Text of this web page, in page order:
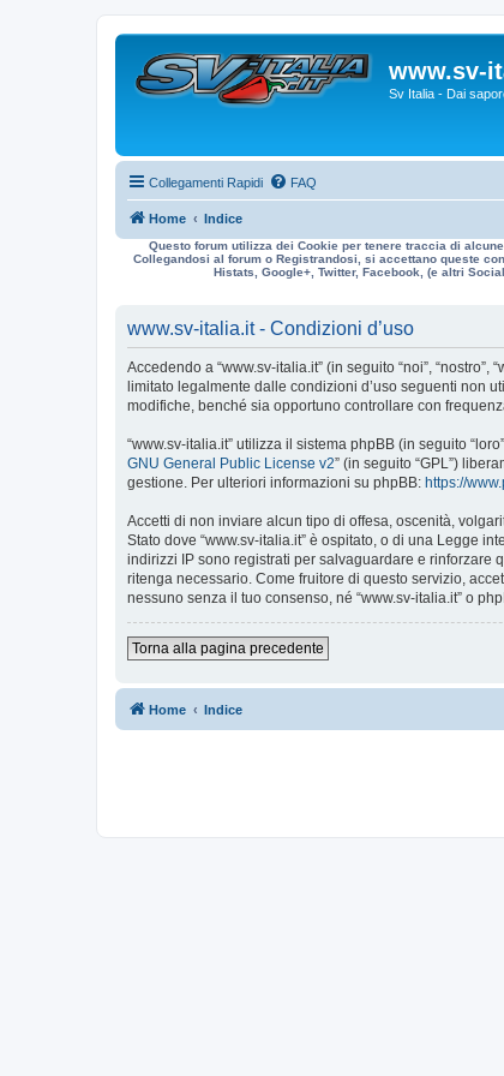
www.sv-
Sv Italia - Dai
Collegamenti Rapidi FAQ
Home Indice
Questo forum utilizza dei Cookie per tenere traccia di
Collegandosi al forum o Registrandosi, si accettano queste
Histats, Google+, Twitter, Facebook, (e altri
www.sv-italia.it - Condizioni d’uso
Accedendo a “www.sv-italia.it” (in seguito “noi”,
limitato legalmente dalle condizioni d’uso seguenti non
modifiche, benché sia opportuno controllare con
“www.sv-italia.it” utilizza il sistema phpBB (in seguito
GNU General Public License v2” (in seguito “GPL”)
gestione. Per ulteriori informazioni su phpBB: https://
Accetti di non inviare alcun tipo di offesa, oscenità,
Stato dove “www.sv-italia.it” è ospitato, o di una Legge
indirizzi IP sono registrati per salvaguardare e rinforzare
ritenga necessario. Come fruitore di questo servizio,
nessuno senza il tuo consenso, né “www.sv-italia.it” o
Torna alla pagina precedente
Home Indice